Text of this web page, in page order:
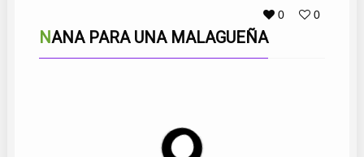
0 0
NANA PARA UNA MALAGUEÑA